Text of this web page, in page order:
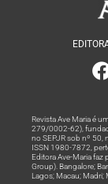
Revista Ave Maria é
279/0002-62),
no SEPJR sob nº 50,
ISSN 1980-7872,
Editora Ave-Maria faz
Group). Bangalore;
Lagos; Macau; Madri;